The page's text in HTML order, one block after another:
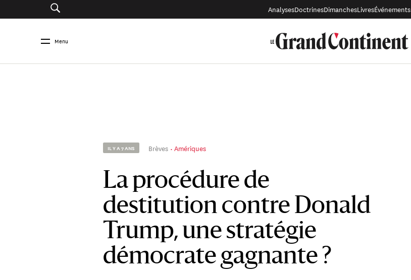
AnalysesDoctrinesDimanchesLivresÉvénements
Menu
IL Y A 7 ANS Brèves Amériques
La procédure de
destitution contre Donald
Trump, une stratégie
démocrate gagnante ?